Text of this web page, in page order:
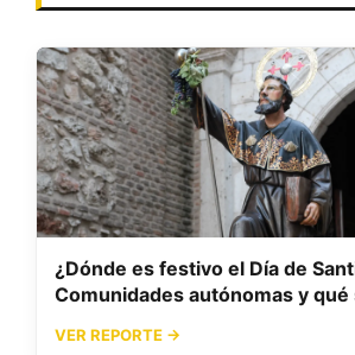
¿Dónde es festivo el Día de
Comunidades autónomas y
VER REPORTE →